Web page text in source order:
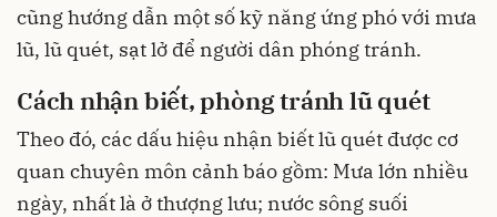
cũng hướng dẫn một số kỹ năng ứng phó với mưa
lũ, lũ quét, sạt lở để người dân phóng tránh.
Cách nhận biết, phòng tránh lũ quét
Theo đó, các dấu hiệu nhận biết lũ quét được cơ
quan chuyên môn cảnh báo gồm: Mưa lớn nhiều
ngày, nhất là ở thượng lưu; nước sông suối